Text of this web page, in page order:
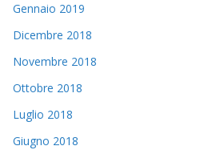
Gennaio 2019
Dicembre 2018
Novembre 2018
Ottobre 2018
Luglio 2018
Giugno 2018